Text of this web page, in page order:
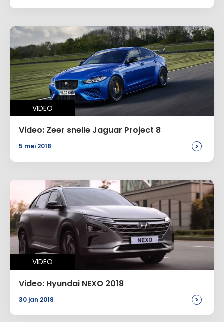
VIDEO
Video: Zeer snelle Jaguar Project 8
5 mei 2018 >
VIDEO
Video: Hyundai NEXO 2018
30 jan 2018 >